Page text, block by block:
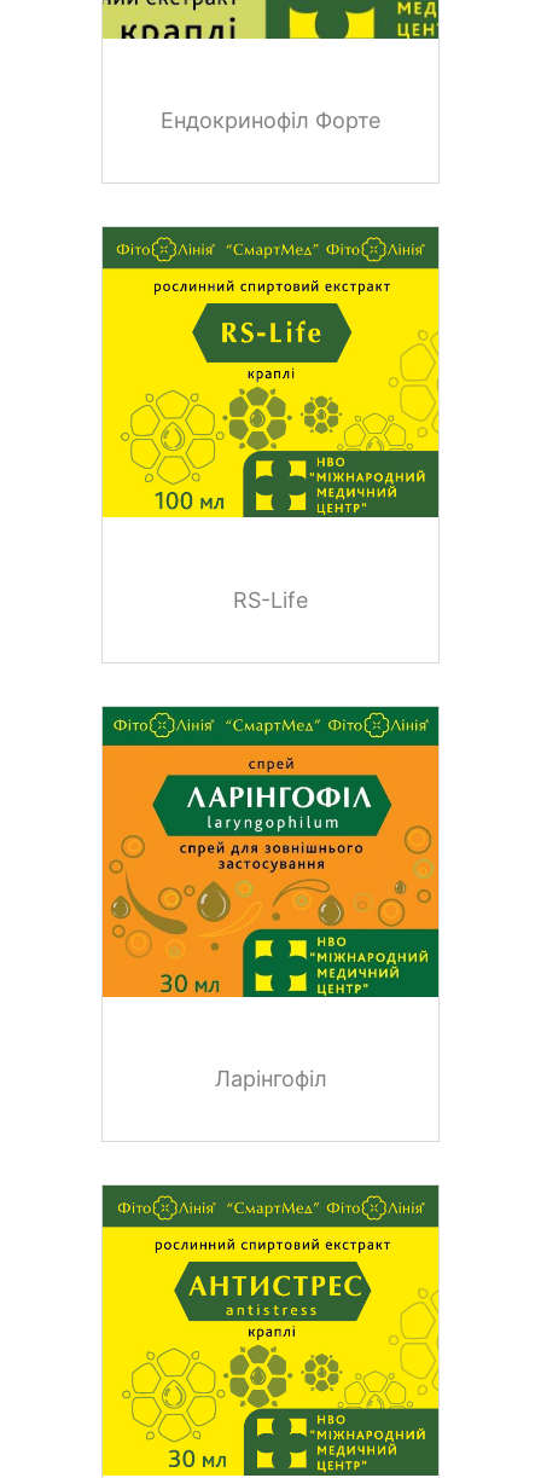
Ендокринофіл Форте
RS-Life
Ларінгофіл